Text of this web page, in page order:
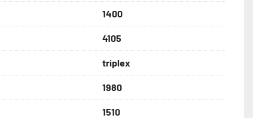
1400
4105
triplex
1980
1510